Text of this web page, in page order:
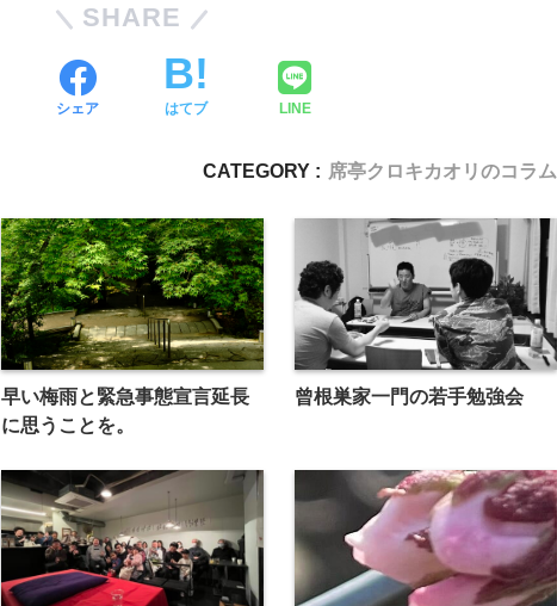
SHARE
シェア はてブ LINE
CATEGORY : 席亭クロキカオリのコラム
早い梅雨と緊急事態宣言延長
に思うことを。
曾根巣家一門の若手勉強会